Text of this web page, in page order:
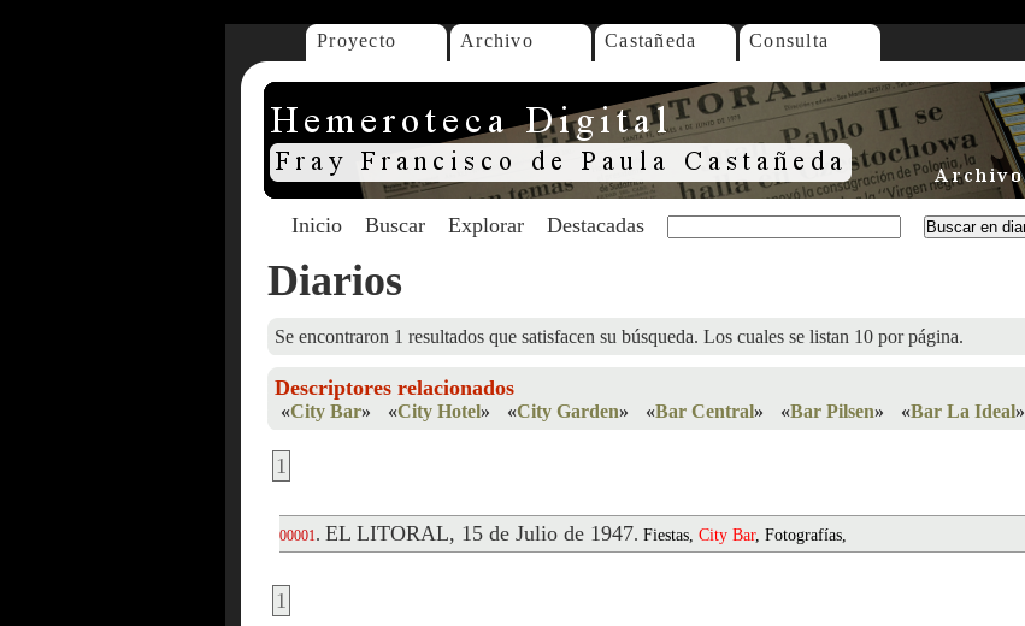
Proyecto Archivo Castañeda Consulta
Inicio Buscar Explorar Destacadas
Diarios
Se encontraron 1 resultados que satisfacen su búsqueda. Los cuales se listan 10 por página.
Descriptores relacionados
«City Bar» «City Hotel» «City Garden» «Bar Central» «Bar Pilsen» «Bar La Ideal»
1
00001. EL LITORAL, 15 de Julio de 1947. Fiestas, City Bar, Fotografías,
1